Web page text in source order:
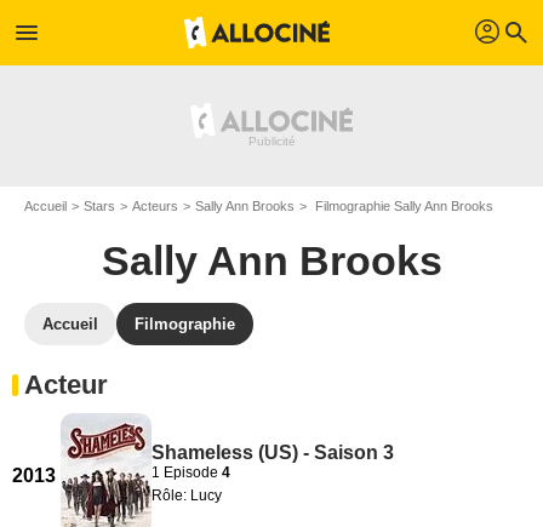
menu profil search
Accueil Stars Acteurs Sally Ann Brooks Filmographie Sally Ann Brooks
Sally Ann Brooks
Accueil Filmographie
Acteur
2013
Shameless (US) - Saison 3
1 Episode 4
Rôle: Lucy